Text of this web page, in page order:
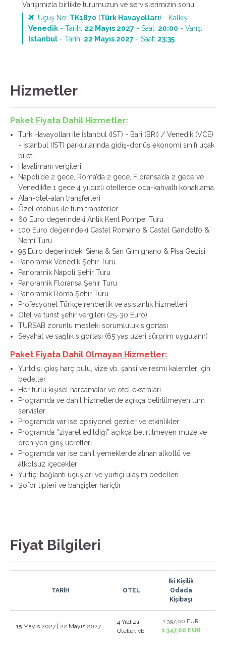
Varışımızla birlikte turumuzun ve servislerimizin sonu.
Uçuş No: TK1870 (Türk Havayolları) - Kalkış:
Venedik - Tarih: 22 Mayıs 2027 - Saat: 20:00 - Varış:
Istanbul - Tarih: 22 Mayıs 2027 - Saat: 23:35
Hizmetler
Paket Fiyata Dahil Hizmetler:
Türk Havayolları ile İstanbul (IST) - Bari (BRI) / Venedik (VCE)
- İstanbul (IST) parkurlarında gidiş-dönüş ekonomi sınıfı uçak
bileti
Havalimanı vergileri
Napoli’de 2 gece, Roma’da 2 gece, Floransa’da 2 gece ve
Venedik’te 1 gece 4 yıldızlı otellerde oda-kahvaltı konaklama
Alan-otel-alan transferleri
Özel otobüs ile tüm transferler
60 Euro değerindeki Antik Kent Pompei Turu
100 Euro değerindeki Castel Romano & Castel Gandolfo &
Nemi Turu
95 Euro değerindeki Siena & San Gimignano & Pisa Gezisi
Panoramik Venedik Şehir Turu
Panoramik Napoli Şehir Turu
Panoramik Floransa Şehir Turu
Panoramik Roma Şehir Turu
Profesyonel Türkçe rehberlik ve asistanlık hizmetleri
Otel ve turist şehir vergileri (25-30 Euro)
TURSAB zorunlu mesleki sorumluluk sigortası
Seyahat ve sağlık sigortası (65 yaş üzeri sürprim uygulanır)
Paket Fiyata Dahil Olmayan Hizmetler:
Yurtdışı çıkış harç pulu, vize vb. şahsi ve resmi kalemler için
bedeller
Her türlü kişisel harcamalar ve otel ekstraları
Programda ve dahil hizmetlerde açıkça belirtilmeyen tüm
servisler
Programda var ise opsiyonel geziler ve etkinlikler
Programda “ziyaret edildiği” açıkça belirtilmeyen müze ve
ören yeri giriş ücretleri
Programda var ise dahil yemeklerde alınan alkollü ve
alkolsüz içecekler
Yurtiçi bağlantı uçuşları ve yurtiçi ulaşım bedelleri
Şoför tipleri ve bahşişler hariçtir
Fiyat Bilgileri
TARİH OTEL
İki Kişilik
Odada
Kişibaşı
15 Mayıs 2027 | 22 Mayıs 2027
4 Yıldızlı
Oteller, vb
1.397,00 EUR
1.347,00 EUR